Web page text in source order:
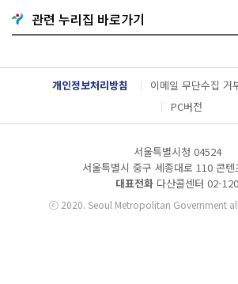
기
G
o
g
l
e
관련 누리집 바로가기
개인정보처리방침 이메일 무단수집 거
PC버전
서울특별시청 04524
서울특별시 중구 세종대로 110 콘텐
대표전화 다산콜센터 02-120
ⓒ2020. Seoul Metropolitan Government